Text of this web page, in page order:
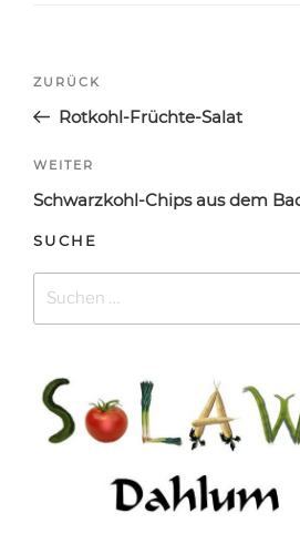
Beitragsnavigation
Vorheriger
Beitrag
ZURÜCK
Rotkohl-Früchte-Salat
Nächster
Beitrag
WEITER
Schwarzkohl-Chips aus dem
SUCHE
nach: